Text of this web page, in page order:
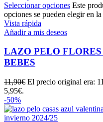
Seleccionar opciones Este
opciones se pueden elegir en
Vista rápida
Añadir a mis deseos
LAZO PELO
BEBES
11,90€ El precio original era:
5,95€.
-50%